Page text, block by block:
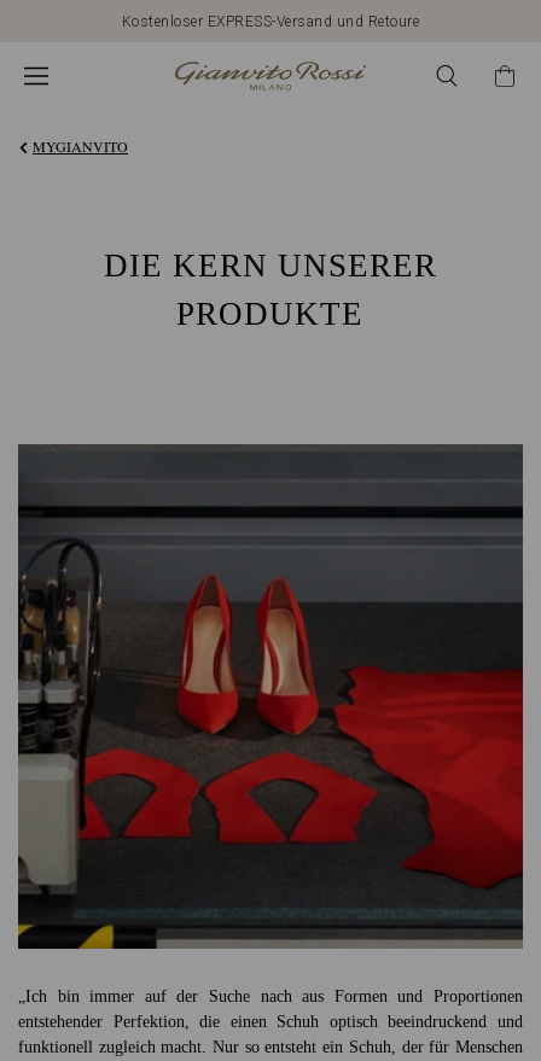
Kostenloser EXPRESS-Versand und Retoure
MYGIANVITO
DAS
GIANVITO
ERBE:
ITALIENISCHE
HANDWERKSKUNST
DIE KERN UNSERER
PRODUKTE
„Ich bin immer auf der Suche nach aus Formen und Proportionen
entstehender Perfektion, die einen Schuh optisch beeindruckend und
funktionell zugleich macht. Nur so entsteht ein Schuh, der für Menschen